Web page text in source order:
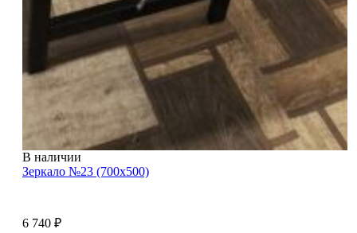
В наличии
Зеркало №23 (700х500)
6 740 ₽